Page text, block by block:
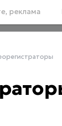
реклама